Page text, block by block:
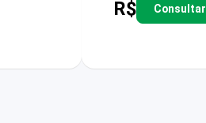
R$ Consultar